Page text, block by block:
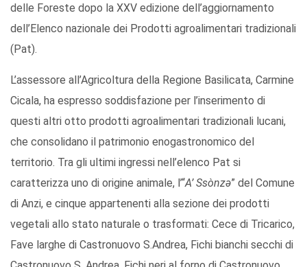
delle Foreste dopo la XXV edizione dell’aggiornamento
dell’Elenco nazionale dei Prodotti agroalimentari tradizionali
(Pat).
L’assessore all’Agricoltura della Regione Basilicata, Carmine
Cicala, ha espresso soddisfazione per l’inserimento di
questi altri otto prodotti agroalimentari tradizionali lucani,
che consolidano il patrimonio enogastronomico del
territorio. Tra gli ultimi ingressi nell’elenco Pat si
caratterizza uno di origine animale, l’“A’ Ssònzə” del Comune
di Anzi, e cinque appartenenti alla sezione dei prodotti
vegetali allo stato naturale o trasformati: Cece di Tricarico,
Fave larghe di Castronuovo S.Andrea, Fichi bianchi secchi di